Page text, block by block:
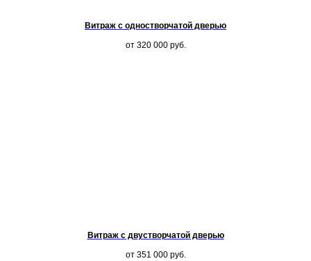
Витраж с одностворчатой дверью
от 320 000 руб.
Витраж с двустворчатой дверью
от 351 000 руб.